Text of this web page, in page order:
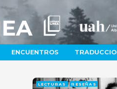
ENCUENTROS
LECTURAS RESEÑAS